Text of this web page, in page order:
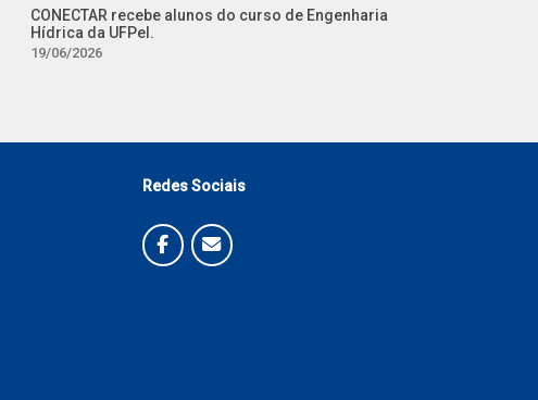
CONECTAR recebe alunos do curso de Engenharia
Hídrica da UFPel.
19/06/2026
Redes Sociais